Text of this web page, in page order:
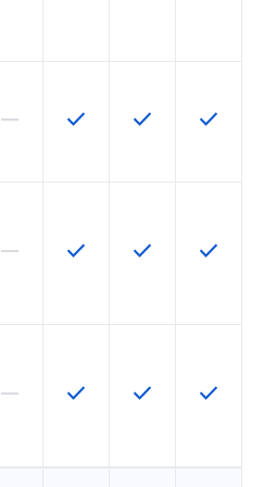
Diese Funktion ist für die
horizontal_rule Diese Funktion ist für die
check Diese Funktion
check Diese
check
Diese Funktion ist für die
horizontal_rule Diese Funktion ist für die
check Diese Funktion
check Diese
check
Diese Funktion ist für die
horizontal_rule Diese Funktion ist für die
check Diese Funktion
check Diese
check